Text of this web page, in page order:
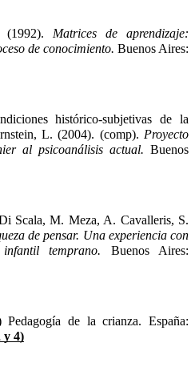
(1992). Matrices de aprendizaje:
de conocimiento. Buenos Aires:
histórico-subjetivas de la
L. (2004). (comp). Proyecto
al psicoanálisis actual. Buenos
Scala, M. Meza, A. Cavalleris, S.
de pensar. Una experiencia con
temprano. Buenos Aires:
Pedagogía de la crianza. España:
y 4)